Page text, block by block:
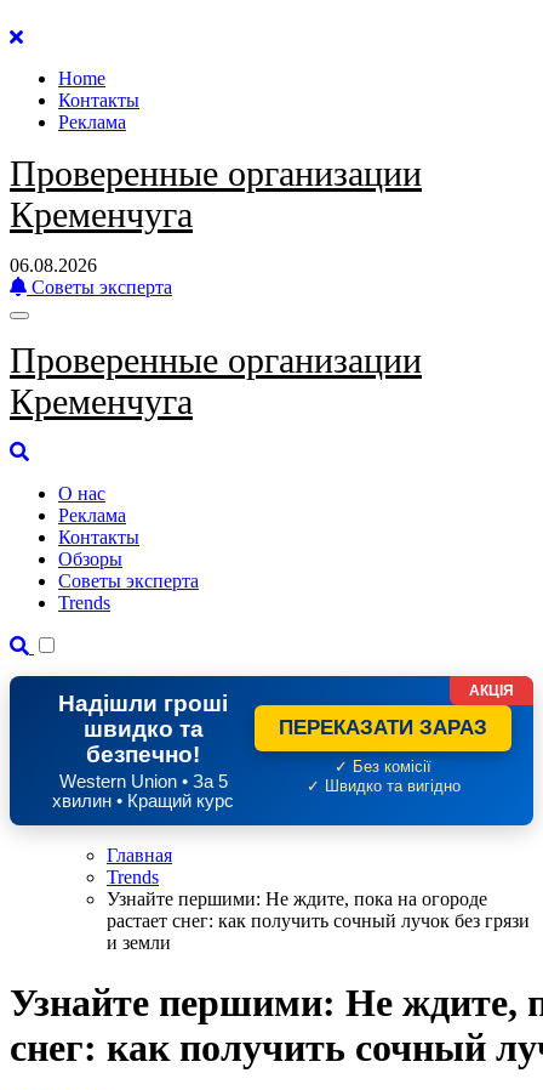
Перейти
содержанию
Home
Контакты
Реклама
Проверенные организации
Кременчуга
06.08.2026
Советы эксперта
Проверенные организации
Кременчуга
О нас
Реклама
Контакты
Обзоры
Советы эксперта
Trends
Надішли гроші
швидко та
безпечно!
Western Union • За 5
хвилин • Кращий курс
ПЕРЕКАЗАТИ ЗАРАЗ
✓ Без комісії
✓ Швидко та вигідно
АКЦІЯ
Главная
Trends
Узнайте першими: Не ждите, пока на огороде
растает снег: как получить сочный лучок без грязи
и земли
Узнайте першими: Не ждите,
снег: как получить сочный